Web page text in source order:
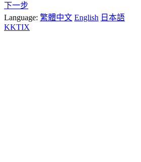
下一步
Language: 繁體中文 English 日本語
KKTIX